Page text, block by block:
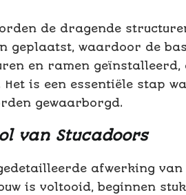
de dragende
geplaatst, waardoor de
en ramen
Het is een essentiële stap
gewaarborgd.
van Stucadoors
afwerking
is voltooid, beginnen